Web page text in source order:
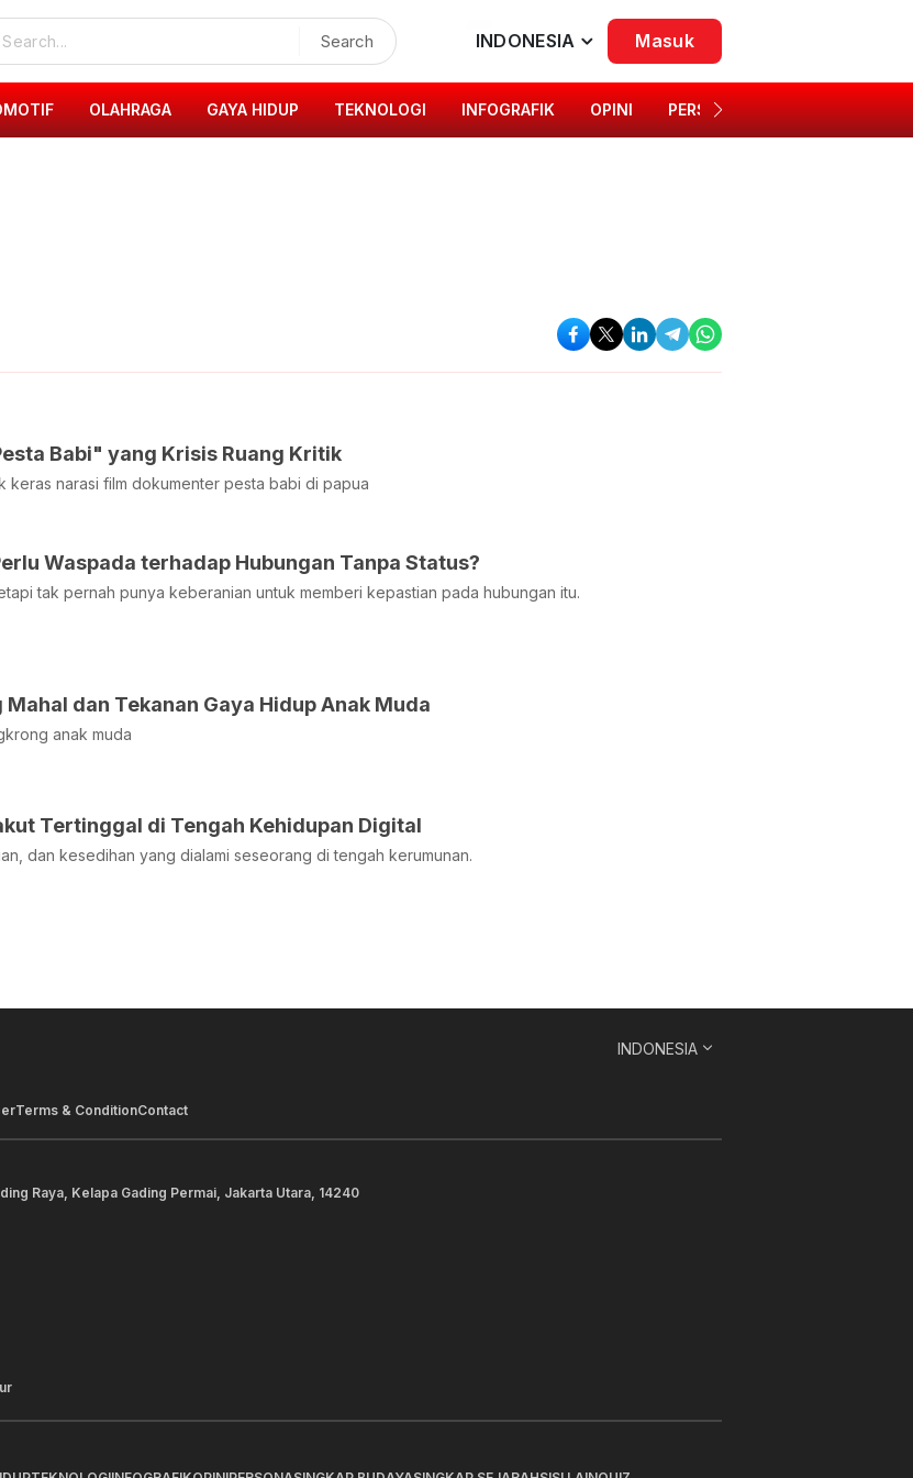
Search INDONESIA Masuk
OLAHRAGA GAYA HIDUP TEKNOLOGI INFOGRAFIK OPINI PERSONA
Babi" yang Krisis Ruang Kritik
keras narasi film dokumenter pesta babi di papua
Waspada terhadap Hubungan Tanpa Status?
tak pernah punya keberanian untuk memberi kepastian pada hubungan itu.
dan Tekanan Gaya Hidup Anak Muda
anak muda
Tertinggal di Tengah Kehidupan Digital
dan kesedihan yang dialami seseorang di tengah kerumunan.
INDONESIA
Terms & ConditionContact
Raya, Kelapa Gading Permai, Jakarta Utara, 14240